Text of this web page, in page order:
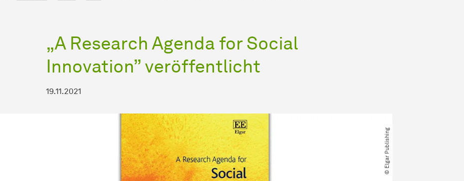
„A Research Agenda for Social
Innovation” veröffentlicht
19.11.2021
© Elgar Publishing